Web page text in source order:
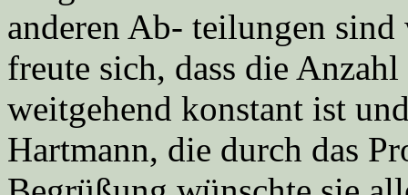
anderen Ab- teilungen
freute sich, dass die
weitgehend konstant ist
Hartmann, die durch das